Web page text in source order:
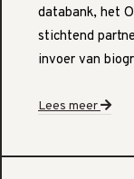
databank, het
stichtend
invoer van
Lees meer